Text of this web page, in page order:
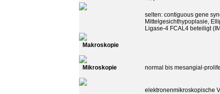
selten: contiguous gene
Mittelgesichthypoplasie,
Ligase-4 FCAL4 beteiligt
Makroskopie
Mikroskopie normal bis mesangial-
elektronenmikroskopische